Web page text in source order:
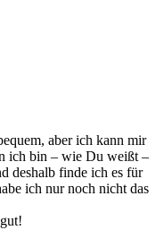
aber ich kann mir
ich bin – wie Du weißt –
deshalb finde ich es für
ich nur noch nicht das